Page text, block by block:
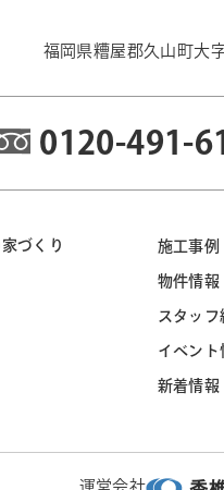
福岡県糟屋郡久山町大
0120-491-
づくり 施工事例
物件情報
スタッフ
イベント
新着情報
運営会社